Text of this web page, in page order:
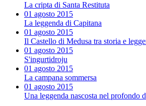
La cripta di Santa Restituta
01 agosto 2015
La leggenda di Capitana
01 agosto 2015
Il Castello di Medusa tra storia e
01 agosto 2015
S'ingurtidroju
01 agosto 2015
La campana sommersa
01 agosto 2015
Una leggenda nascosta nel profondo